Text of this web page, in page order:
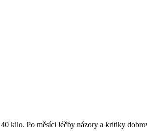
kilo. Po měsíci léčby názory a kritiky